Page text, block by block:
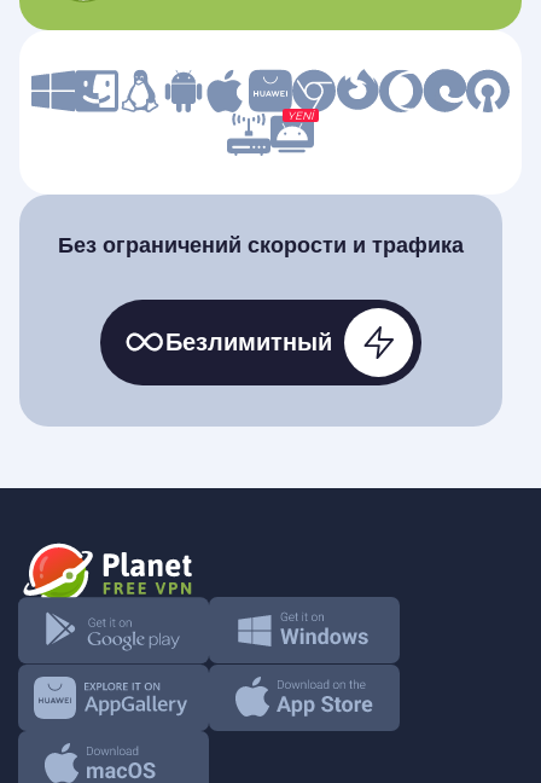
YENI
Без ограничений скорости и трафика
Безлимитный